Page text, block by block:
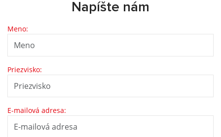
Napíšte nám
Meno:
Priezvisko:
E-mailová adresa: